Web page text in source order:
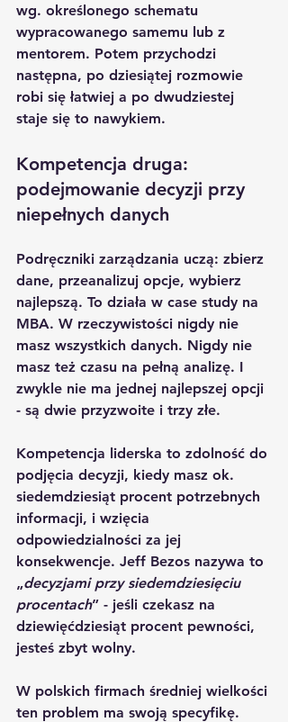
wg. określonego schematu
wypracowanego samemu lub z
mentorem. Potem przychodzi
następna, po dziesiątej rozmowie
robi się łatwiej a po dwudziestej
staje się to nawykiem.
Kompetencja druga:
podejmowanie decyzji przy
niepełnych danych
Podręczniki zarządzania uczą: zbierz
dane, przeanalizuj opcje, wybierz
najlepszą. To działa w case study na
MBA. W rzeczywistości nigdy nie
masz wszystkich danych. Nigdy nie
masz też czasu na pełną analizę. I
zwykle nie ma jednej najlepszej opcji
- są dwie przyzwoite i trzy złe.
Kompetencja liderska to zdolność do
podjęcia decyzji, kiedy masz ok.
siedemdziesiąt procent potrzebnych
informacji, i wzięcia
odpowiedzialności za jej
konsekwencje. Jeff Bezos nazywa to
„decyzjami przy siedemdziesięciu
procentach” - jeśli czekasz na
dziewięćdziesiąt procent pewności,
jesteś zbyt wolny.
W polskich firmach średniej wielkości
ten problem ma swoją specyfikę.